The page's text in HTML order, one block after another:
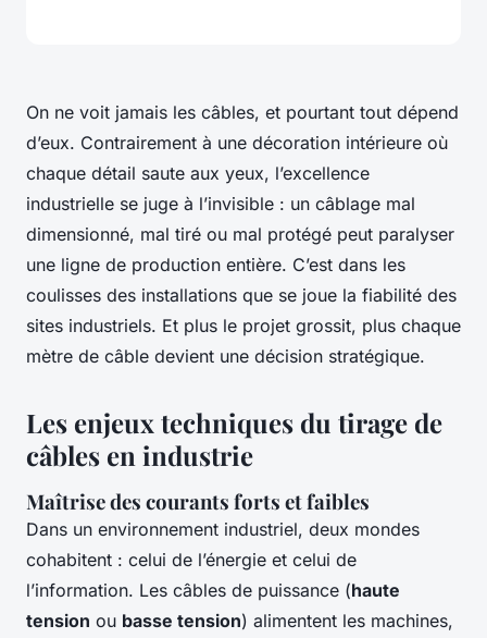
On ne voit jamais les câbles, et pourtant tout dépend
d’eux. Contrairement à une décoration intérieure où
chaque détail saute aux yeux, l’excellence
industrielle se juge à l’invisible : un câblage mal
dimensionné, mal tiré ou mal protégé peut paralyser
une ligne de production entière. C’est dans les
coulisses des installations que se joue la fiabilité des
sites industriels. Et plus le projet grossit, plus chaque
mètre de câble devient une décision stratégique.
Les enjeux techniques du tirage de
câbles en industrie
Maîtrise des courants forts et faibles
Dans un environnement industriel, deux mondes
cohabitent : celui de l’énergie et celui de
l’information. Les câbles de puissance (haute
tension ou basse tension) alimentent les machines,